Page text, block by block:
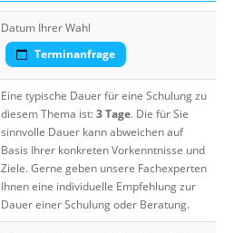
Datum Ihrer Wahl
Terminanfrage
Eine typische Dauer für eine Schulung zu
diesem Thema ist:3 Tage. Die für Sie
sinnvolle Dauer kann abweichen auf
Basis Ihrer konkreten Vorkenntnisse und
Ziele. Gerne geben unsere Fachexperten
Ihnen eine individuelle Empfehlung zur
Dauer einer Schulung oder Beratung.